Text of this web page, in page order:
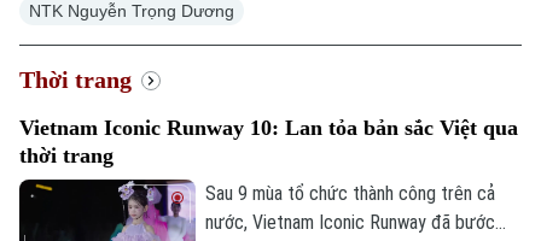
NTK Nguyễn Trọng Dương
Thời trang
Vietnam Iconic Runway 10: Lan tỏa bản sắc Việt qua
thời trang
Sau 9 mùa tổ chức thành công trên cả
nước, Vietnam Iconic Runway đã bước